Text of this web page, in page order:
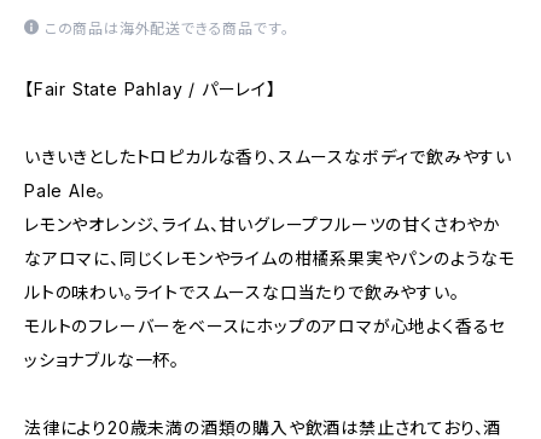
この商品は海外配送できる商品です。
【Fair State Pahlay / パーレイ】
いきいきとしたトロピカルな香り、スムースなボディで飲みやすい
Pale Ale。
レモンやオレンジ、ライム、甘いグレープフルーツの甘くさわやか
なアロマに、同じくレモンやライムの柑橘系果実やパンのようなモ
ルトの味わい。ライトでスムースな口当たりで飲みやすい。
モルトのフレーバーをベースにホップのアロマが心地よく香るセ
ッショナブルな一杯。
法律により20歳未満の酒類の購入や飲酒は禁止されており、酒